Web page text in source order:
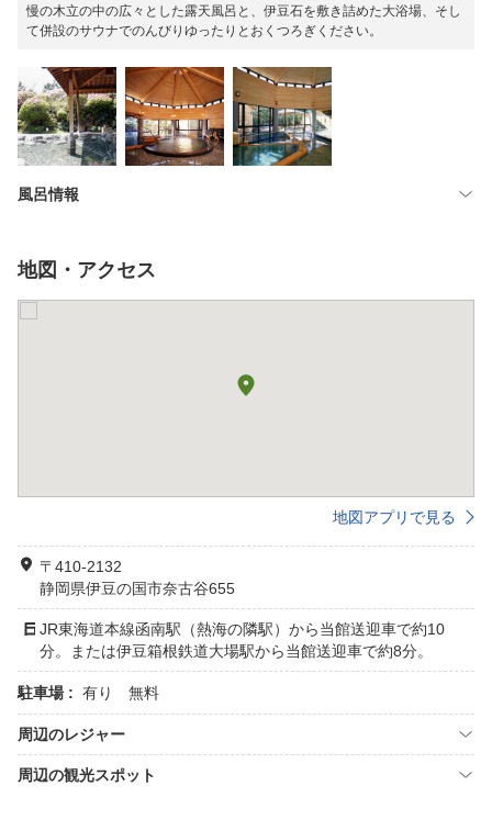
慢の木立の中の広々とした露天風呂と、伊豆石を敷き詰めた大浴場、そし
て併設のサウナでのんびりゆったりとおくつろぎください。
風呂情報
地図・アクセス
地図アプリで見る
〒410-2132
静岡県伊豆の国市奈古谷655
JR東海道本線函南駅（熱海の隣駅）から当館送迎車で約10
分。または伊豆箱根鉄道大場駅から当館送迎車で約8分。
駐車場 : 有り 無料
周辺のレジャー
周辺の観光スポット